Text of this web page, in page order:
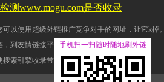
以使用超级外链推广竞争对手的网址，让它k掉。
到友情链接平台交换友情链接。
搜索引擎收录带网址的查询页面。
检测www.mogu.com是否收录
手机扫一扫随时随地刷外链